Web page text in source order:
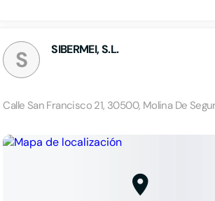
S SIBERMEI, S.L.
Calle San Francisco 21, 30500, Molina De